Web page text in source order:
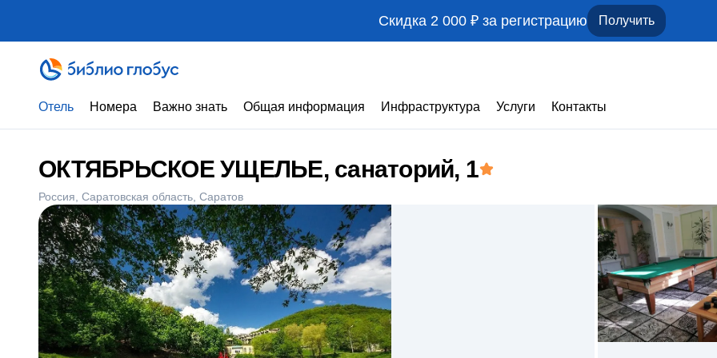
Скидка 2 000 ₽ за регистрацию Получить
Отель Номера Важно знать Общая информация Инфраструктура Услуги Контакты
ОКТЯБРЬСКОЕ УЩЕЛЬЕ, санаторий, 1
Россия Саратовская область Саратов